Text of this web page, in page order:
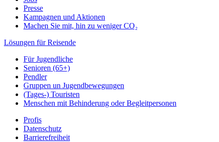
Presse
Kampagnen und Aktionen
Machen Sie mit, hin zu weniger CO₂
Lösungen für Reisende
Für Jugendliche
Senioren (65+)
Pendler
Gruppen un Jugendbewegungen
(Tages-) Touristen
Menschen mit Behinderung oder Begleitpersonen
Profis
Datenschutz
Barrierefreiheit